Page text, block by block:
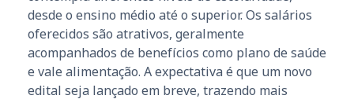
desde o ensino médio até o superior. Os salários
oferecidos são atrativos, geralmente
acompanhados de benefícios como plano de saúde
e vale alimentação. A expectativa é que um novo
edital seja lançado em breve, trazendo mais